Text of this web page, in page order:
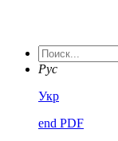
Рус
Укр
end PDF